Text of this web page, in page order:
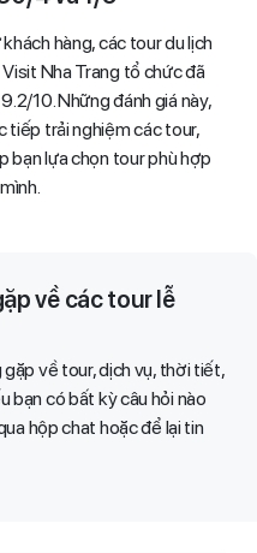
hàng, các tour du lịch
Nha Trang tổ chức đã
10. Những đánh giá này,
tiếp trải nghiệm các tour,
bạn lựa chọn tour phù hợp
về các tour lễ
về tour, dịch vụ, thời tiết,
bạn có bất kỳ câu hỏi nào
hộp chat hoặc để lại tin